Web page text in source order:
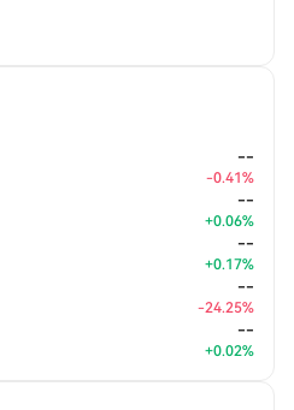
--
-0.41%
--
+0.06%
--
+0.17%
--
-24.25%
--
+0.02%